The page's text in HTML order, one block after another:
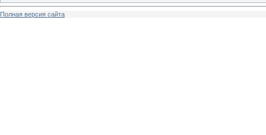
Полная версия сайта